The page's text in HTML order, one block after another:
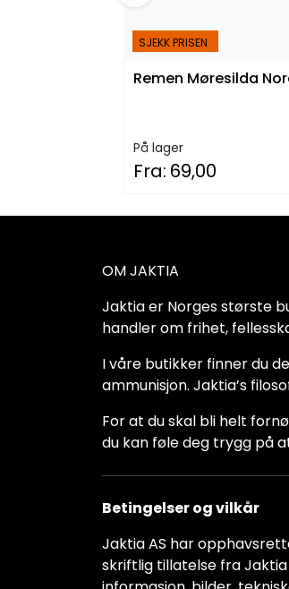
SJEKK PRISEN
Remen Møresilda
På lager
Fra: 69,00
OM JAKTIA
Jaktia er Norges største
handler om frihet,
I våre butikker finner du
ammunisjon. Jaktia’s
For at du skal bli helt
du kan føle deg trygg på
Betingelser og vilkår
Jaktia AS har
skriftlig tillatelse fra